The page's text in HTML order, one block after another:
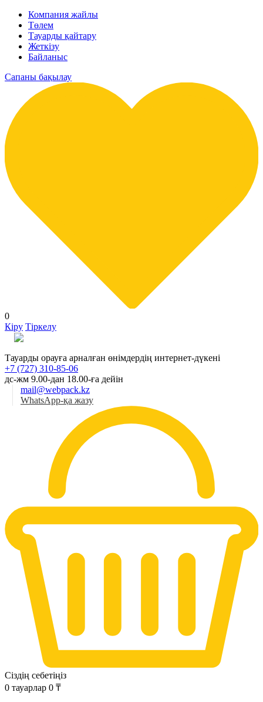
Компания жайлы
Төлем
Тауарды қайтару
Жеткізу
Байланыс
Сапаны бақылау
0
Кіру Тіркелу
Тауарды орауға арналған өнімдердің интернет-дүкені
+7 (727) 310-85-06
дс-жм 9.00-дан 18.00-ға дейін
mail@webpack.kz
WhatsApp-қа жазу
Сіздің себетіңіз
0 тауарлар 0 ₸